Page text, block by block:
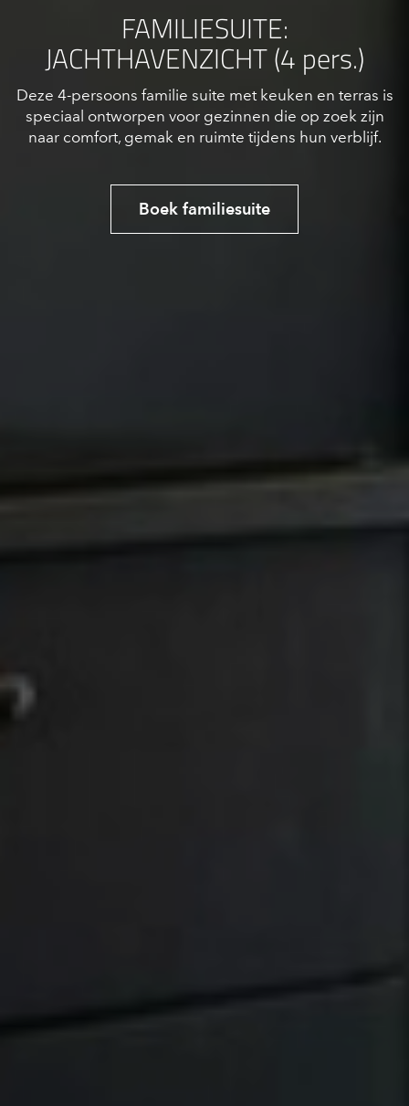
FAMILIESUITE:
JACHTHAVENZICHT (4 pers.)
Deze 4-persoons familie suite met keuken en terras is
speciaal ontworpen voor gezinnen die op zoek zijn
naar comfort, gemak en ruimte tijdens hun verblijf.
Boek familiesuite